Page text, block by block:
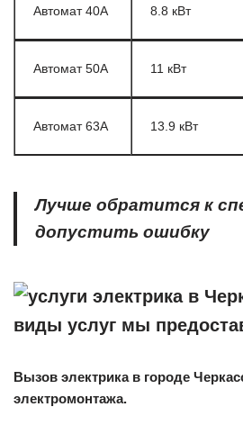
Автомат 40А 8.8 кВт
Автомат 50А 11 кВт
Автомат 63А 13.9 кВт
Лучше обратится к
допустить ошибку
виды услуг мы
Вызов электрика в городе
электромонтажа.